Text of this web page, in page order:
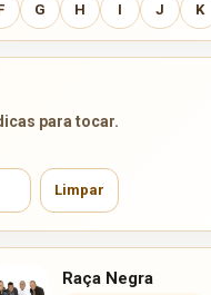
G H I J K
para tocar.
Limpar
Raça Negra